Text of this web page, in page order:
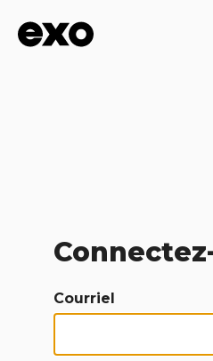
Courriel